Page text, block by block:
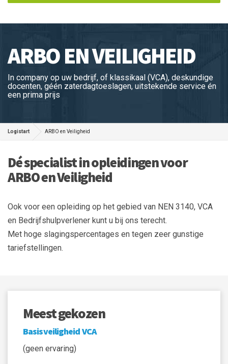
ARBO EN VEILIGHEID
In company op uw bedrijf, of klassikaal (VCA), deskundige
docenten, géén zaterdagtoeslagen, uitstekende service én
een prima prijs
Logistart ARBO en Veiligheid
Dé specialist in opleidingen voor
ARBO en Veiligheid
Ook voor een opleiding op het gebied van NEN 3140, VCA
en Bedrijfshulpverlener kunt u bij ons terecht.
Met hoge slagingspercentages en tegen zeer gunstige
tariefstellingen.
Meest gekozen
Basisveiligheid VCA
(geen ervaring)